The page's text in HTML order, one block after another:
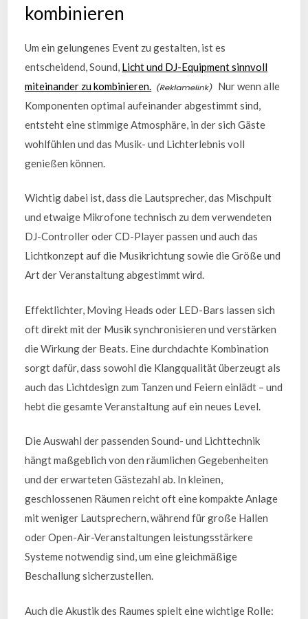
kombinieren
Um ein gelungenes Event zu gestalten, ist es
entscheidend, Sound, Licht und DJ-Equipment sinnvoll
miteinander zu kombinieren.
Nur wenn alle
Komponenten optimal aufeinander abgestimmt sind,
entsteht eine stimmige Atmosphäre, in der sich Gäste
wohlfühlen und das Musik- und Lichterlebnis voll
genießen können.
Wichtig dabei ist, dass die Lautsprecher, das Mischpult
und etwaige Mikrofone technisch zu dem verwendeten
DJ-Controller oder CD-Player passen und auch das
Lichtkonzept auf die Musikrichtung sowie die Größe und
Art der Veranstaltung abgestimmt wird.
Effektlichter, Moving Heads oder LED-Bars lassen sich
oft direkt mit der Musik synchronisieren und verstärken
die Wirkung der Beats. Eine durchdachte Kombination
sorgt dafür, dass sowohl die Klangqualität überzeugt als
auch das Lichtdesign zum Tanzen und Feiern einlädt – und
hebt die gesamte Veranstaltung auf ein neues Level.
Die Auswahl der passenden Sound- und Lichttechnik
hängt maßgeblich von den räumlichen Gegebenheiten
und der erwarteten Gästezahl ab. In kleinen,
geschlossenen Räumen reicht oft eine kompakte Anlage
mit weniger Lautsprechern, während für große Hallen
oder Open-Air-Veranstaltungen leistungsstärkere
Systeme notwendig sind, um eine gleichmäßige
Beschallung sicherzustellen.
Auch die Akustik des Raumes spielt eine wichtige Rolle: